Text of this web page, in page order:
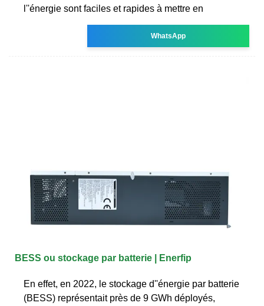
l''énergie sont faciles et rapides à mettre en
WhatsApp
BESS ou stockage par batterie | Enerfip
En effet, en 2022, le stockage d''énergie par batterie
(BESS) représentait près de 9 GWh déployés,